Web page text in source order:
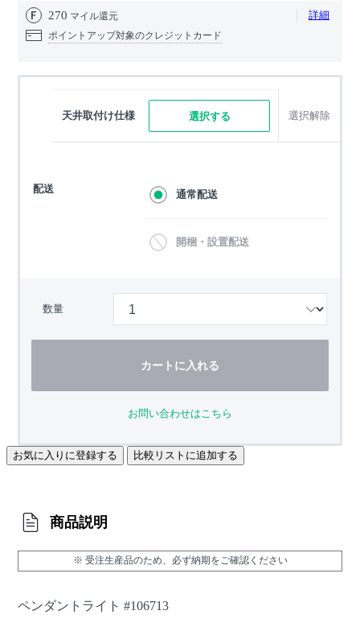
270 マイル還元 詳細
ポイントアップ対象のクレジットカード
天井取付け仕様 選択する 選択解除
配送 通常配送
開梱・設置配送
数量
カートに入れる
お問い合わせはこちら
お気に入りに登録する 比較リストに追加する
商品説明
※ 受注生産品のため、必ず納期をご確認ください
ペンダントライト #106713